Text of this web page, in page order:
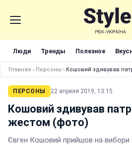
Люди Тренды Полезное
Главная › Персоны › Кошовий здивував
ПЕРСОНЫ 22 апреля 2019, 13:15
Кошовий здивував
жестом (фото)
Євген Кошовий прийшов на вибори